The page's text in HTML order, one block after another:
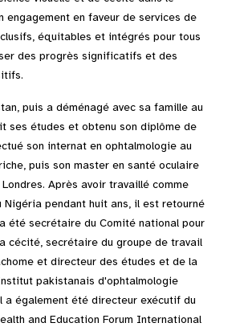
engagement en faveur de services de
équitables et intégrés pour tous
des progrès significatifs et des
puis a déménagé avec sa famille au
ses études et obtenu son diplôme de
son internat en ophtalmologie au
puis son master en santé oculaire
Après avoir travaillé comme
Nigéria pendant huit ans, il est retourné
été secrétaire du Comité national pour
cécité, secrétaire du groupe de travail
et directeur des études et de la
pakistanais d'ophtalmologie
a également été directeur exécutif du
and Education Forum International